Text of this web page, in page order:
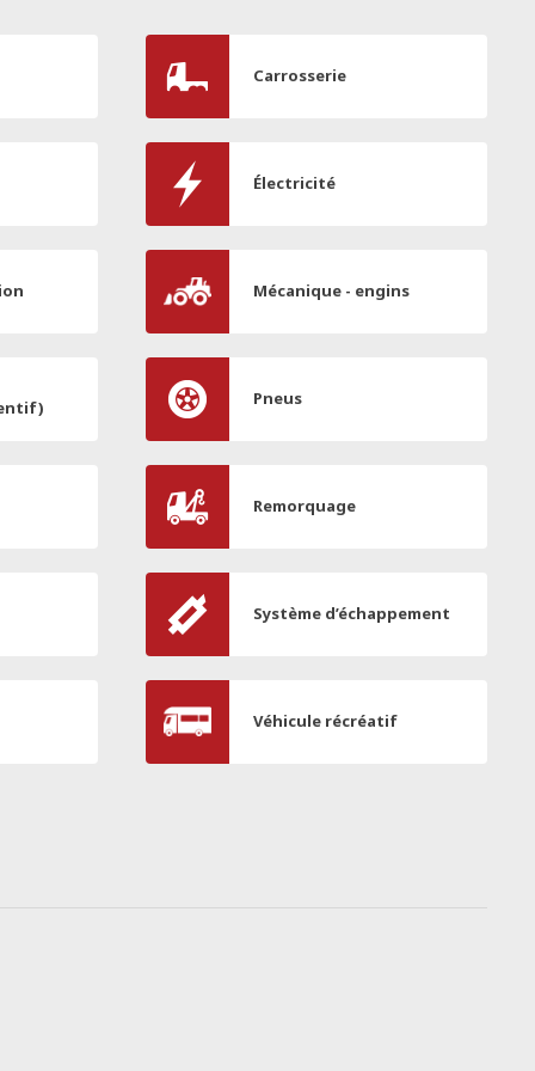
Carrosserie
Électricité
Mécanique - engins
Pneus
Remorquage
Système d’échappement
Véhicule récréatif